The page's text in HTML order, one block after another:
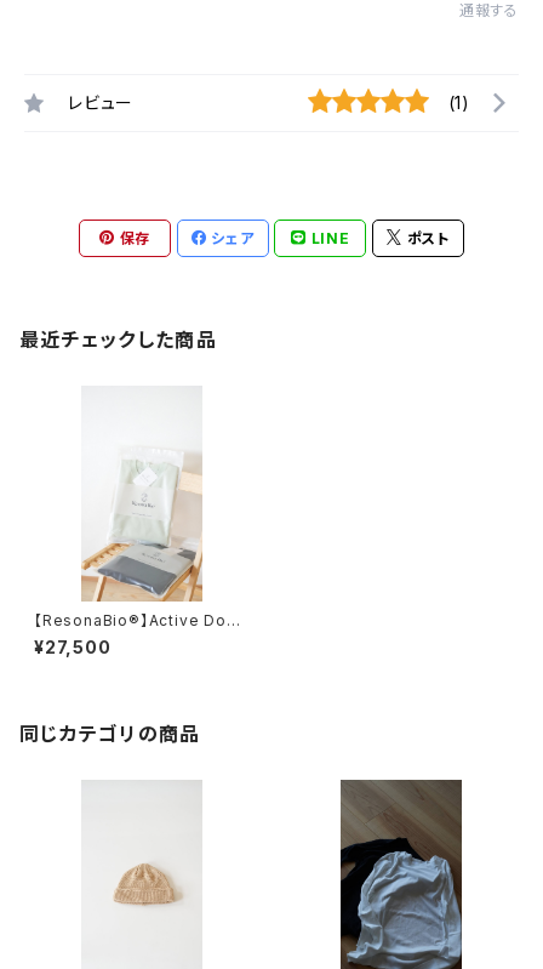
通報する
レビュー (1)
保存 シェア LINE ポスト
最近チェックした商品
【ResonaBio®】Active Doub
le Knit Shirt
¥27,500
同じカテゴリの商品